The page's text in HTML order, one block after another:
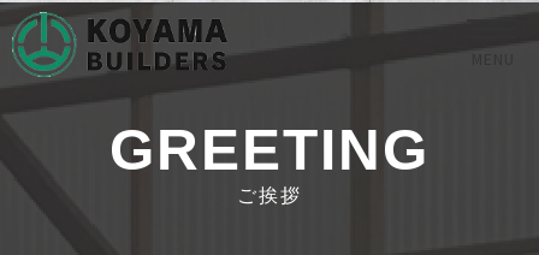
GREETING
ご挨拶